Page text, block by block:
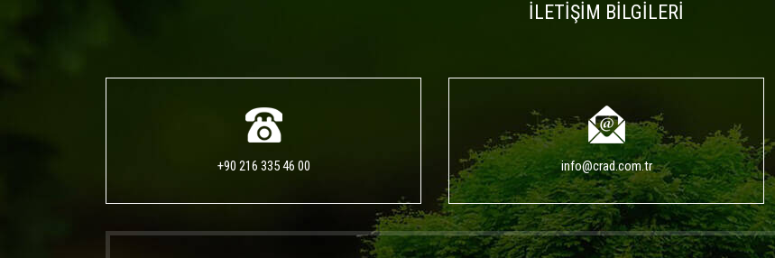
İLETİŞİM BİLGİLERİ
+90 216 335 46 00 info@crad.com.tr